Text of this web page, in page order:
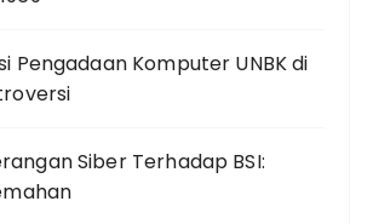
Pengadaan Komputer UNBK di
Siber Terhadap BSI: